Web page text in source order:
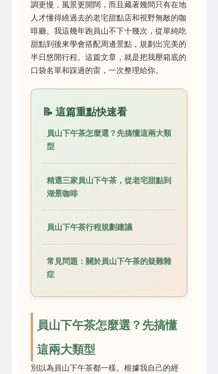
調更慢，風景更開闊，而且藏著幾間只有在地
人才懂得繞過去的老宅甜點店和視野無敵的咖
啡廳。我這幾年跑員山不下十幾次，從單純吃
甜點到後來學會搭配周邊景點，規劃出完美的
半日悠閒行程。這篇文章，就是把我壓箱底的
口袋名單和踩過的雷，一次整理給你。
📝 這篇重點快速看
員山下午茶怎麼選？先搞懂這兩大類
型
精選三家員山下午茶，從老宅甜點到
湖景咖啡
員山下午茶行程規劃建議
常見問題：關於員山下午茶的疑難雜
症
員山下午茶怎麼選？先搞懂
這兩大類型
別以為員山下午茶都一樣。根據我自己的經